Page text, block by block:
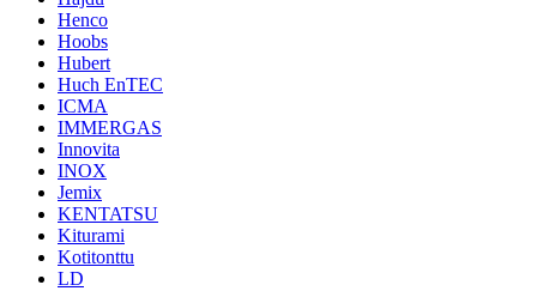
Henco
Hoobs
Hubert
Huch EnTEC
ICMA
IMMERGAS
Innovita
INOX
Jemix
KENTATSU
Kiturami
Kotitonttu
LD